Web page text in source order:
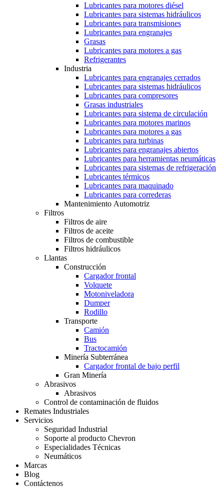
Lubricantes para motores diésel
Lubricantes para sistemas hidráulicos
Lubricantes para transmisiones
Lubricantes para engranajes
Grasas
Lubricantes para motores a gas
Refrigerantes
Industria
Lubricantes para engranajes cerrados
Lubricantes para sistemas hidráulicos
Lubricantes para compresores
Grasas industriales
Lubricantes para sistema de circulación
Lubricantes para motores marinos
Lubricantes para motores a gas
Lubricantes para turbinas
Lubricantes para engranajes abiertos
Lubricantes para herramientas neumáticas
Lubricantes para sistemas de refrigeración
Lubricantes térmicos
Lubricantes para maquinado
Lubricantes para correderas
Mantenimiento Automotriz
Filtros
Filtros de aire
Filtros de aceite
Filtros de combustible
Filtros hidráulicos
Llantas
Construcción
Cargador frontal
Volquete
Motoniveladora
Dumper
Rodillo
Transporte
Camión
Bus
Tractocamión
Minería Subterránea
Cargador frontal de bajo perfil
Gran Minería
Abrasivos
Abrasivos
Control de contaminación de fluidos
Remates Industriales
Servicios
Seguridad Industrial
Soporte al producto Chevron
Especialidades Técnicas
Neumáticos
Marcas
Blog
Contáctenos